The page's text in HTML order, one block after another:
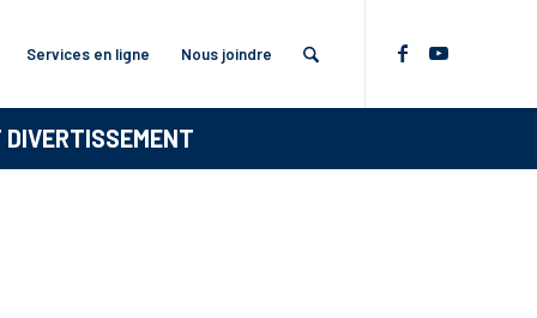
Services en ligne Nous joindre
DIVERTISSEMENT